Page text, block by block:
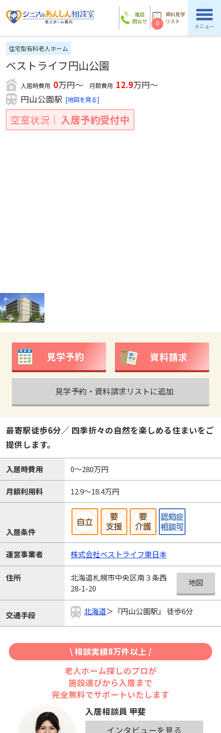
電話
問合せ
資料見学
リスト
0 メニュー
住宅型有料老人ホーム
ベストライフ円山公園
入居時費用 0万円～ 月額費用 12.9万円～
円山公園駅 [地図を見る]
空室状況 入居予約受付中
見学予約 資料請求
見学予約・資料請求リストに追加
最寄駅徒歩6分／ 四季折々の自然を楽しめる住まいをご
提供します。
入居時費用 0～280万円
月額利用料 12.9～18.4万円
入居条件
運営事業者 株式会社ベストライフ東日本
住所
北海道札幌市中央区南３条西
28-1-20
地図
交通手段 北海道＞『円山公園駅』 徒歩6分
\ 相談実績8万件以上 /
老人ホーム探しのプロが
施設選びから入居まで
完全無料でサポートいたします
入居相談員 甲斐
インタビューを見る